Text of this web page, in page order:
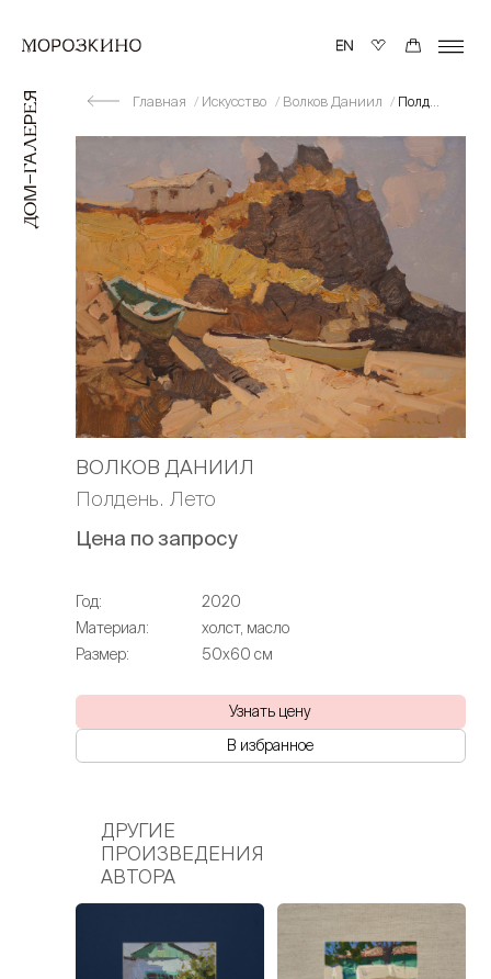
Главная Искусство Волков Даниил Полдень. Лето
ВОЛКОВ ДАНИИЛ
Полдень. Лето
Цена по запросу
Год:
2020
Материал:
холст, масло
Размер:
50х60 см
Узнать цену
В избранное
ДРУГИЕ
ПРОИЗВЕДЕНИЯ
АВТОРА